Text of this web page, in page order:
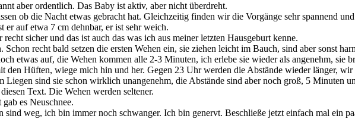
aber ordentlich. Das Baby ist aktiv, aber nicht überdreht.
ob die Nacht etwas gebracht hat. Gleichzeitig finden wir die Vorgänge sehr spannend
auf etwa 7 cm dehnbar, er ist sehr weich.
sicher und das ist auch das was ich aus meiner letzten Hausgeburt kenne.
recht bald setzen die ersten Wehen ein, sie ziehen leicht im Bauch, sind aber sonst
etwas auf, die Wehen kommen alle 2-3 Minuten, ich erlebe sie wieder als angenehm, sie
Hüften, wiege mich hin und her. Gegen 23 Uhr werden die Abstände wieder länger, wir
sind sie schon wirklich unangenehm, die Abstände sind aber noch groß, 5 Minuten
Text. Die Wehen werden seltener.
es Neuschnee.
weg, ich bin immer noch schwanger. Ich bin genervt. Beschließe jetzt einfach mal ein